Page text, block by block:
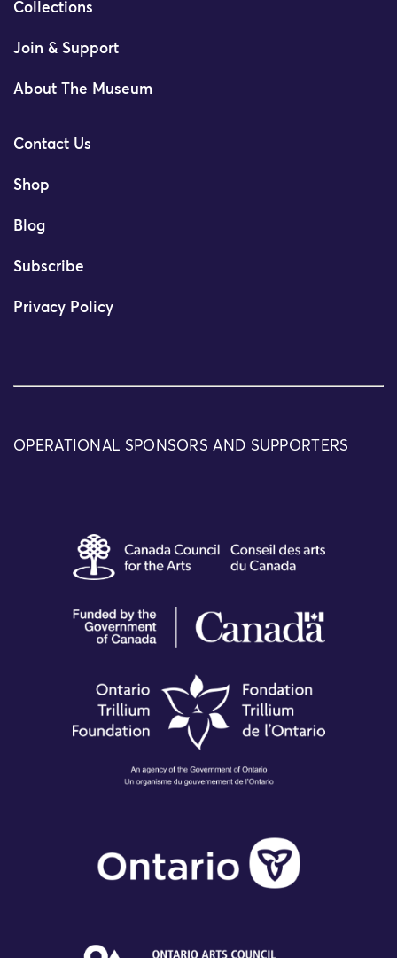
Collections
Join & Support
About The Museum
Contact Us
Shop
Blog
Subscribe
Privacy Policy
OPERATIONAL SPONSORS AND SUPPORTERS